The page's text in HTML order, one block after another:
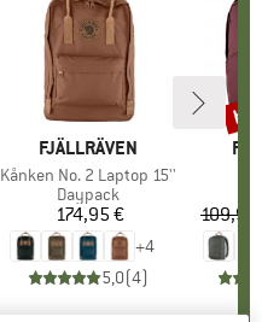
MARKE
FJÄLLRÄVEN
Artikel
Kånken No. 2 Laptop 15''
Produktgruppe
Daypack
Preis
174,95 €
+4
5,0(4)
109,95